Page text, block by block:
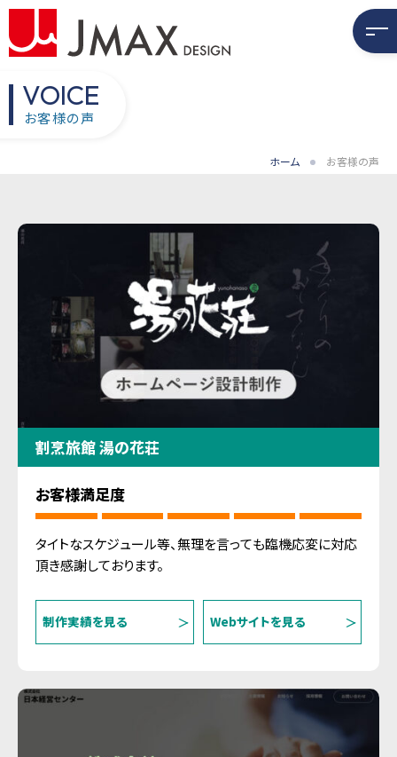
VOICE
お客様の声
ホーム お客様の声
割烹旅館 湯の花荘
お客様満足度
タイトなスケジュール等、無理を言っても臨機応変に対応
頂き感謝しております。
制作実績を見る Webサイトを見る